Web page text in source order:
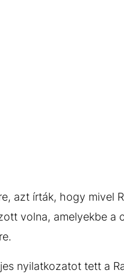
azt írták, hogy mivel
volna, amelyekbe
nyilatkozatot tett a